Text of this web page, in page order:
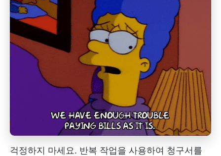
걱정하지 마세요. 반복 작업을 사용하여 청구서를